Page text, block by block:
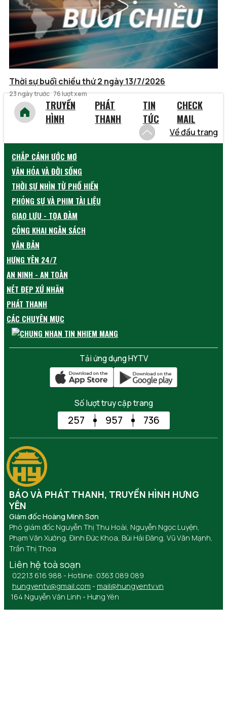
Thời sự buổi chiều thứ 2 ngày 13/7/2026
23 ngày trước 76 lượt xem
TRUYỀN
HÌNH
PHÁT
THANH
TIN
TỨC
CHECK
MAIL
Về đầu trang
CHẮP CÁNH ƯỚC MƠ
VĂN HÓA VÀ ĐỜI SỐNG
THỜI SỰ NHÌN TỪ PHỐ HIẾN
PHÓNG SỰ VÀ PHIM TÀI LIỆU
GIAO LƯU - TỌA ĐÀM
CÔNG KHAI NGÂN SÁCH
VĂN BẢN
HƯNG YÊN 24/7
AN NINH - AN TOÀN
NÉT ĐẸP XỨ NHÃN
PHÁT THANH
CÁC CHUYÊN MỤC
Tải ứng dụng HYTV
Số lượt truy cập trang
257 957 736
BÁO VÀ PHÁT THANH, TRUYỀN HÌNH HƯNG
YÊN
Giám đốc Hoàng Minh Sơn
Phó giám đốc Nguyễn Thị Thu Hoài, Nguyễn Ngọc Luyện,
Phạm Văn Xướng, Đinh Đức Khoa, Bùi Hải Đăng, Vũ Văn Mạnh,
Trần Thị Thoa
Liên hệ toà soạn
02213 616 988 - Hotline: 0363 089 089
hungyentv@gmail.com - mail@hungyentv.vn
164 Nguyễn Văn Linh - Hưng Yên